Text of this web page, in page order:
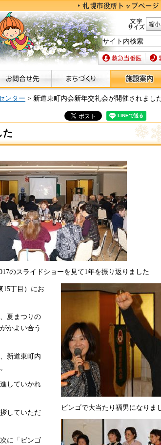
文字サイズ 縮小
救急当番医 緊
ンター > 新道東町内会新年交礼会が開催されまし
た
のスライドショーを見て1年を振り返りました
15丁目）にお
夏まつりの
かよい合う
新道東町内
していかれ
していただ
に「ビンゴ
ビンゴで大当たり福男になりま